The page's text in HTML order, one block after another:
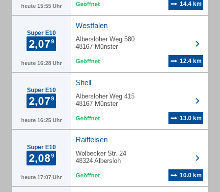
heute 15:55 Uhr 14.4 km
Super E10
heute 16:28 Uhr
Westfalen
Albersloher Weg 580
48167 Münster
12.4 km
Super E10
heute 16:25 Uhr
Shell
Albersloher Weg 415
48167 Münster
13.0 km
Super E10
heute 17:07 Uhr
Raiffeisen
Wolbecker Str. 24
48324 Albersloh
10.0 km